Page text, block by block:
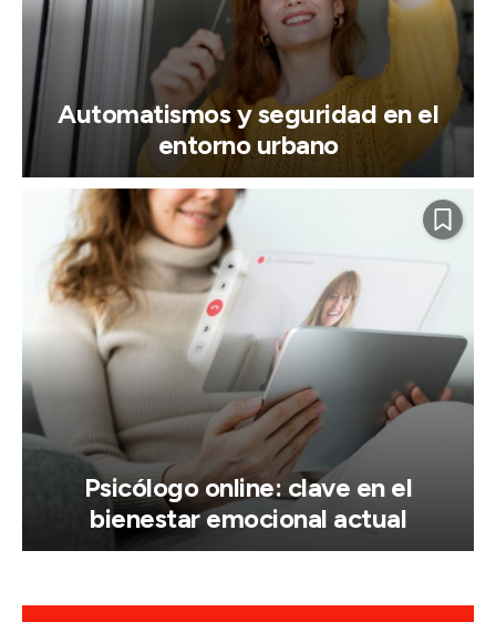
Automatismos y seguridad en el
entorno urbano
Psicólogo online: clave en el
bienestar emocional actual